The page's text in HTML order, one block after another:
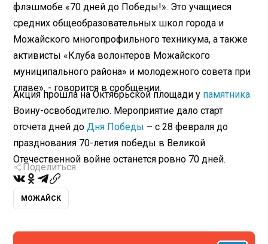
флэшмобе «70 дней до Победы!». Это учащиеся
средних общеобразовательных школ города и
Можайского многопрофильного техникума, а также
активисты «Клуба волонтеров Можайского
муниципального района» и молодежного совета при
главе», - говорится в сообщении.
Акция прошла на Октябрьской площади у памятника
Воину-освободителю. Мероприятие дало старт
отсчета дней до Дня Победы – с 28 февраля до
празднования 70-летия победы в Великой
Отечественной войне останется ровно 70 дней.
Поделиться
МОЖАЙСК